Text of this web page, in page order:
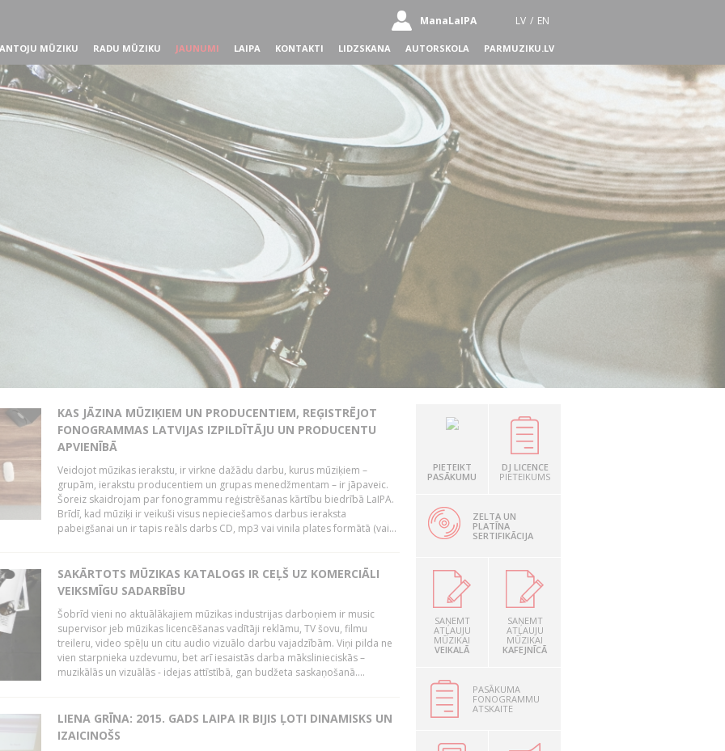
ManaLaIPA LV / EN
MŪZIKU RADU MŪZIKU JAUNUMI LAIPA KONTAKTI LIDZSKANA AUTORSKOLA PARMUZIKU.LV
KAS JĀZINA MŪZIĶIEM UN PRODUCENTIEM, REĢISTRĒJOT
FONOGRAMMAS LATVIJAS IZPILDĪTĀJU UN PRODUCENTU
APVIENĪBĀ
Veidojot mūzikas ierakstu, ir virkne dažādu darbu, kurus mūziķiem –
grupām, ierakstu producentiem un grupas menedžmentam – ir jāpaveic.
Šoreiz skaidrojam par fonogrammu reģistrēšanas kārtību biedrībā LaIPA.
Brīdī, kad mūziķi ir veikuši visus nepieciešamos darbus ieraksta
pabeigšanai un ir tapis reāls darbs CD, mp3 vai vinila plates formātā (vai...
SAKĀRTOTS MŪZIKAS KATALOGS IR CEĻŠ UZ KOMERCIĀLI
VEIKSMĪGU SADARBĪBU
Šobrīd vieni no aktuālākajiem mūzikas industrijas darboņiem ir music
supervisor jeb mūzikas licencēšanas vadītāji reklāmu, TV šovu, filmu
treileru, video spēļu un citu audio vizuālo darbu vajadzībām. Viņi pilda ne
vien starpnieka uzdevumu, bet arī iesaistās darba mākslinieciskās –
muzikālās un vizuālās - idejas attīstībā, gan budžeta saskaņošanā....
LIENA GRĪNA: 2015. GADS LAIPA IR BIJIS ĻOTI DINAMISKS UN
IZAICINOŠS
PIETEIKT
PASĀKUMU
DJ LICENCE
PIETEIKUMS
ZELTA UN
PLATĪNA
SERTIFIKĀCIJA
SAŅEMT
ATĻAUJU
MŪZIKAI
VEIKALĀ
SAŅEMT
ATĻAUJU
MŪZIKAI
KAFEJNĪCĀ
PASĀKUMA
FONOGRAMMU
ATSKAITE